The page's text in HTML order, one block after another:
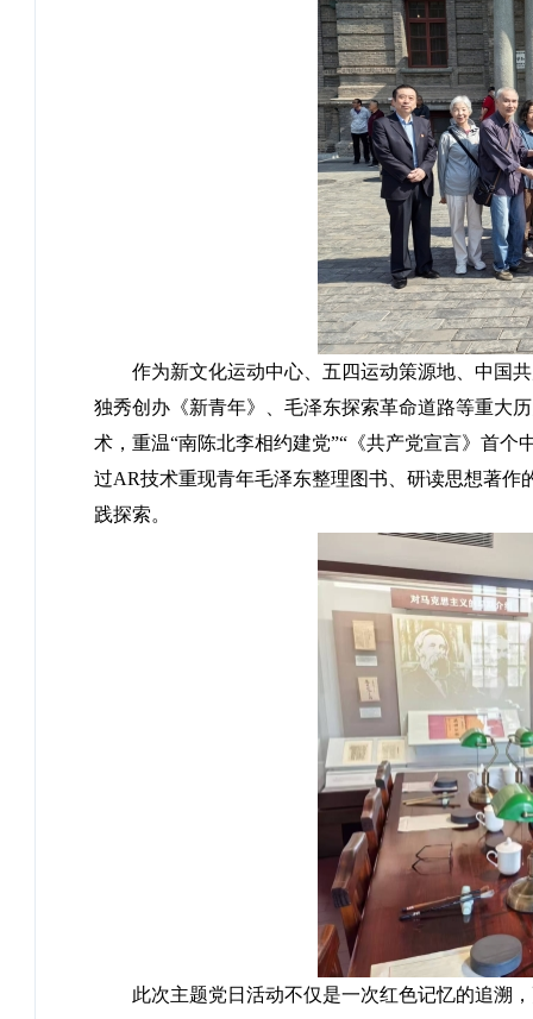
作为新文化运动中心、五四运动策源地、中国
独秀创办《新青年》、毛泽东探索革命道路等重大
术，重温“南陈北李相约建党”“《共产党宣言》首
过AR技术重现青年毛泽东整理图书、研读思想著作
践探索。
此次主题党日活动不仅是一次红色记忆的追溯